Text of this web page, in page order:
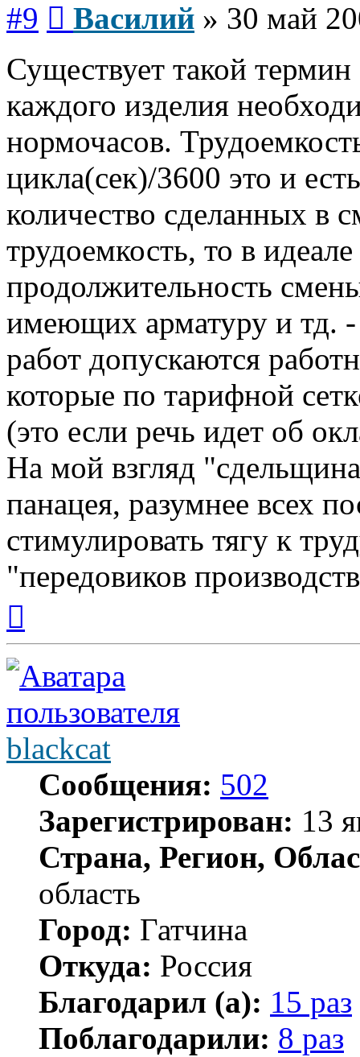
#9 Василий » 30 май
Существует такой
каждого изделия
нормочасов.
цикла(сек)/3600 это и
количество сделанных в
трудоемкость, то в
продолжительность
имеющих арматуру и тд.
работ допускаются
которые по тарифной
(это если речь идет об
На мой взгляд
панацея, разумнее всех
стимулировать тягу к
"передовиков
началу
blackcat
Сообщения: 502
Зарегистрирован: 13
Страна, Регион,
область
Город: Гатчина
Откуда: Россия
Благодарил (а): 15 раз
Поблагодарили: 8 раз